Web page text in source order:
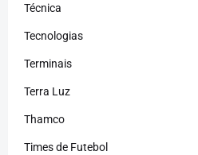
Técnica
Tecnologias
Terminais
Terra Luz
Thamco
Times de Futebol